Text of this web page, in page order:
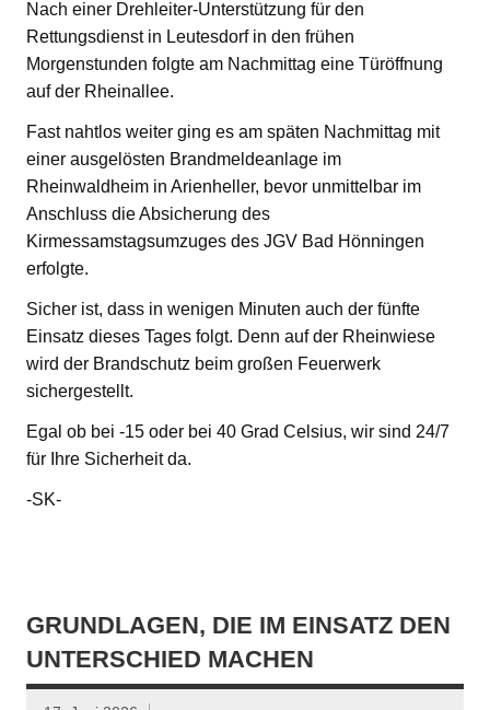
Nach einer Drehleiter-Unterstützung für den
Rettungsdienst in Leutesdorf in den frühen
Morgenstunden folgte am Nachmittag eine Türöffnung
auf der Rheinallee.
Fast nahtlos weiter ging es am späten Nachmittag mit
einer ausgelösten Brandmeldeanlage im
Rheinwaldheim in Arienheller, bevor unmittelbar im
Anschluss die Absicherung des
Kirmessamstagsumzuges des JGV Bad Hönningen
erfolgte.
Sicher ist, dass in wenigen Minuten auch der fünfte
Einsatz dieses Tages folgt. Denn auf der Rheinwiese
wird der Brandschutz beim großen Feuerwerk
sichergestellt.
Egal ob bei -15 oder bei 40 Grad Celsius, wir sind 24/7
für Ihre Sicherheit da.
-SK-
GRUNDLAGEN, DIE IM EINSATZ DEN
UNTERSCHIED MACHEN